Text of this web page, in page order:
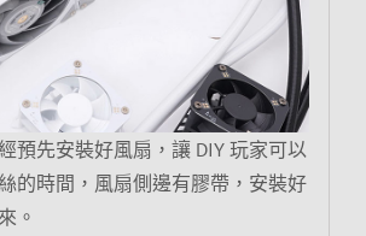
預先安裝好風扇，讓 DIY 玩家可以
的時間，風扇側邊有膠帶，安裝好
。